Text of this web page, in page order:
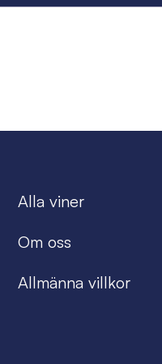
Alla viner
Om oss
Allmänna villkor